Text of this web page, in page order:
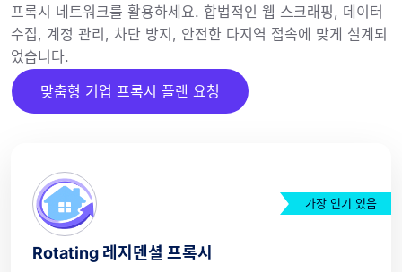
프록시 네트워크를 활용하세요. 합법적인 웹 스크래핑, 데이터
수집, 계정 관리, 차단 방지, 안전한 다지역 접속에 맞게 설계되
었습니다.
맞춤형 기업 프록시 플랜 요청
가장 인기 있음
Rotating 레지덴셜 프록시